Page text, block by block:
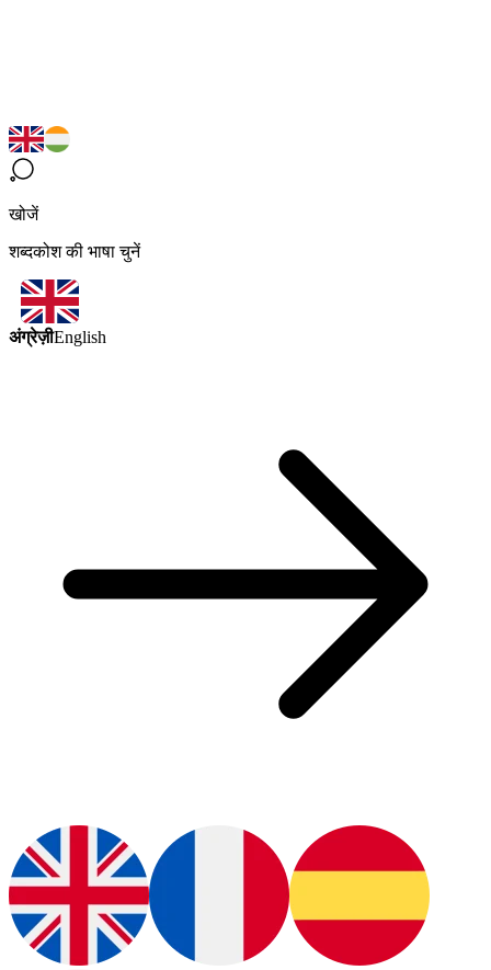
खोजें
शब्दकोश की भाषा चुनें
अंग्रेज़ीEnglish